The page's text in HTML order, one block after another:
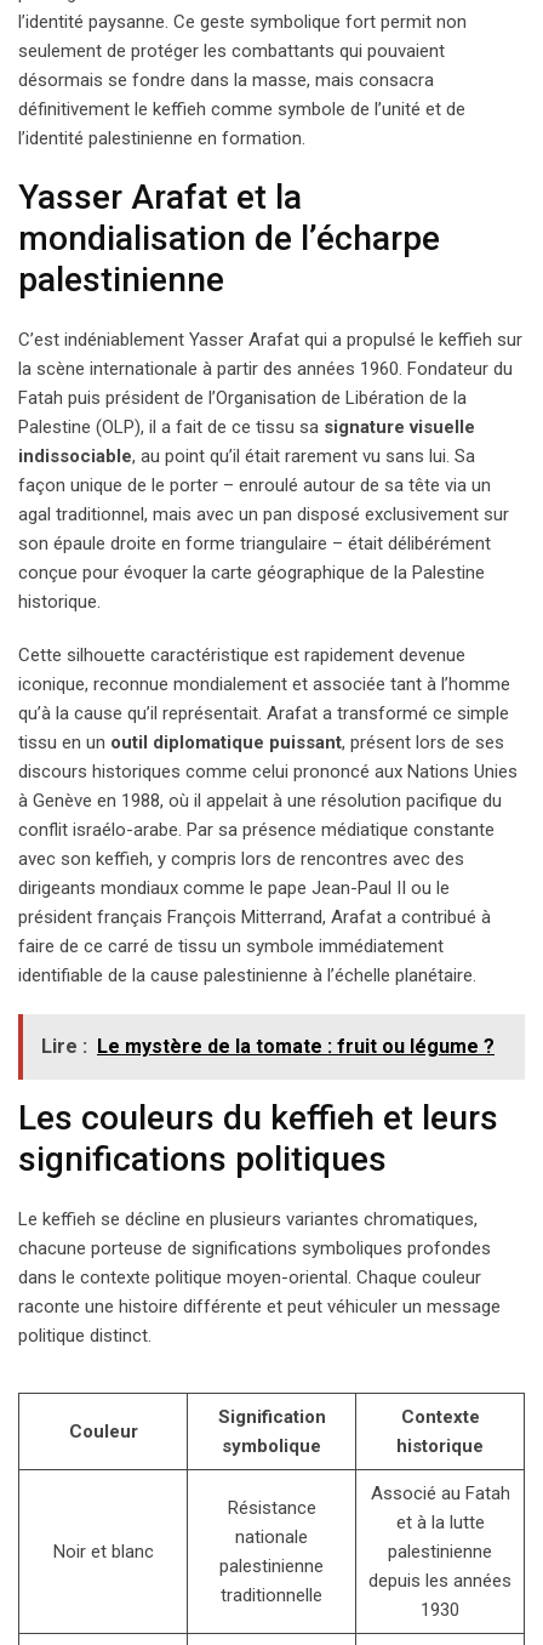
l’identité paysanne. Ce geste symbolique fort permit non
seulement de protéger les combattants qui pouvaient
désormais se fondre dans la masse, mais consacra
définitivement le keffieh comme symbole de l’unité et de
l’identité palestinienne en formation.
Yasser Arafat et la
mondialisation de l’écharpe
palestinienne
C’est indéniablement Yasser Arafat qui a propulsé le keffieh sur
la scène internationale à partir des années 1960. Fondateur du
Fatah puis président de l’Organisation de Libération de la
Palestine (OLP), il a fait de ce tissu sa signature visuelle
indissociable, au point qu’il était rarement vu sans lui. Sa
façon unique de le porter – enroulé autour de sa tête via un
agal traditionnel, mais avec un pan disposé exclusivement sur
son épaule droite en forme triangulaire – était délibérément
conçue pour évoquer la carte géographique de la Palestine
historique.
Cette silhouette caractéristique est rapidement devenue
iconique, reconnue mondialement et associée tant à l’homme
qu’à la cause qu’il représentait. Arafat a transformé ce simple
tissu en un outil diplomatique puissant, présent lors de ses
discours historiques comme celui prononcé aux Nations Unies
à Genève en 1988, où il appelait à une résolution pacifique du
conflit israélo-arabe. Par sa présence médiatique constante
avec son keffieh, y compris lors de rencontres avec des
dirigeants mondiaux comme le pape Jean-Paul II ou le
président français François Mitterrand, Arafat a contribué à
faire de ce carré de tissu un symbole immédiatement
identifiable de la cause palestinienne à l’échelle planétaire.
Lire : Le mystère de la tomate : fruit ou légume ?
Les couleurs du keffieh et leurs
significations politiques
Le keffieh se décline en plusieurs variantes chromatiques,
chacune porteuse de significations symboliques profondes
dans le contexte politique moyen-oriental. Chaque couleur
raconte une histoire différente et peut véhiculer un message
politique distinct.
Couleur
Signification
symbolique
Contexte
historique
Noir et blanc
Résistance
nationale
palestinienne
traditionnelle
Associé au Fatah
et à la lutte
palestinienne
depuis les années
1930